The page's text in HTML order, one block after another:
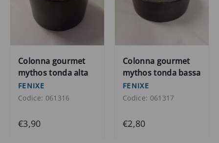
Colonna gourmet
mythos tonda alta
FENIXE
Codice: 061316
€3,90
Colonna gourmet
mythos tonda bassa
FENIXE
Codice: 061317
€2,80